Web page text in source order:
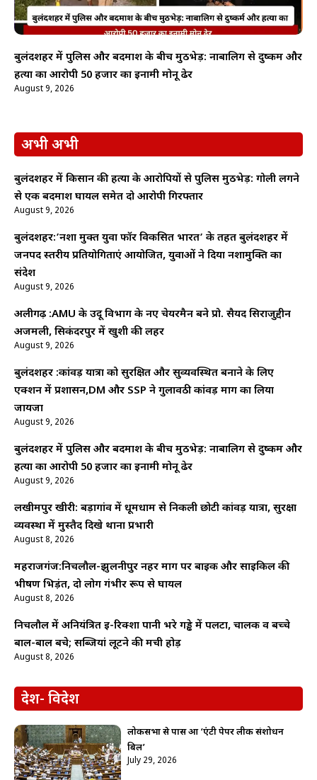
बुलंदशहर में पुलिस और बदमाश के बीच मुठभेड़: नाबालिग से दुष्कर्म और
हत्या का आरोपी 50 हजार का इनामी मोनू ढेर
August 9, 2026
अभी अभी
बुलंदशहर में किसान की हत्या के आरोपियों से पुलिस मुठभेड़: गोली लगने
से एक बदमाश घायल समेत दो आरोपी गिरफ्तार
August 9, 2026
बुलंदशहर:’नशा मुक्त युवा फॉर विकसित भारत’ के तहत बुलंदशहर में
जनपद स्तरीय प्रतियोगिताएं आयोजित, युवाओं ने दिया नशामुक्ति का
संदेश
August 9, 2026
अलीगढ़ :AMU के उर्दू विभाग के नए चेयरमैन बने प्रो. सैयद सिराजुद्दीन
अजमली, सिकंदरपुर में खुशी की लहर
August 9, 2026
बुलंदशहर :कांवड़ यात्रा को सुरक्षित और सुव्यवस्थित बनाने के लिए
एक्शन में प्रशासन,DM और SSP ने गुलावठी कांवड़ मार्ग का लिया
जायजा
August 9, 2026
बुलंदशहर में पुलिस और बदमाश के बीच मुठभेड़: नाबालिग से दुष्कर्म और
हत्या का आरोपी 50 हजार का इनामी मोनू ढेर
August 9, 2026
लखीमपुर खीरी: बड़ागांव में धूमधाम से निकली छोटी कांवड़ यात्रा, सुरक्षा
व्यवस्था में मुस्तैद दिखे थाना प्रभारी
August 8, 2026
महराजगंज:निचलौल-झुलनीपुर नहर मार्ग पर बाइक और साइकिल की
भीषण भिड़ंत, दो लोग गंभीर रूप से घायल
August 8, 2026
निचलौल में अनियंत्रित ई-रिक्शा पानी भरे गड्ढे में पलटा, चालक व बच्चे
बाल-बाल बचे; सब्जियां लूटने की मची होड़
August 8, 2026
देश- विदेश
लोकसभा से पास हुआ ‘एंटी पेपर लीक संशोधन
बिल’
July 29, 2026